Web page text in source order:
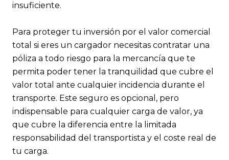
insuficiente.
Para proteger tu inversión por el valor comercial
total si eres un cargador necesitas contratar una
póliza a todo riesgo para la mercancía que te
permita poder tener la tranquilidad que cubre el
valor total ante cualquier incidencia durante el
transporte. Este seguro es opcional, pero
indispensable para cualquier carga de valor, ya
que cubre la diferencia entre la limitada
responsabilidad del transportista y el coste real de
tu carga.